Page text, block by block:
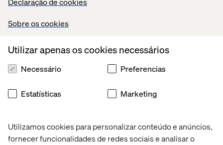
Sobre os cookies
Utilizamos cookies para personalizar conteúdo e anúncios,
fornecer funcionalidades de redes sociais e analisar o
Utilizar apenas os cookies necessários
Necessário Preferencias
Estatísticas Marketing